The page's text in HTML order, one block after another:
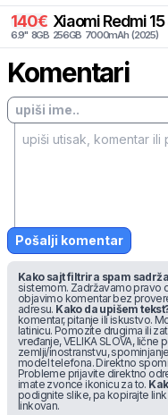
140€ Xiaomi Redmi
6.9" 8GB 256GB 7000mAh (2025)
Komentari
Pošalji komentar
Kako sajt filtrira spam
sistemom. Zadržavamo pravo
objavimo komentar bez
adresu. Kako da upišem
komentar, pitanje ili iskustvo.
latinicu. Pomozite drugima ili
vređanje, VELIKA SLOVA,
zemlji/inostranstvu,
model telefona. Direktno
Probleme prijavite direktno
imate zvonce ikonicu za to.
podignite slike, pa kopirajte
linkovan.